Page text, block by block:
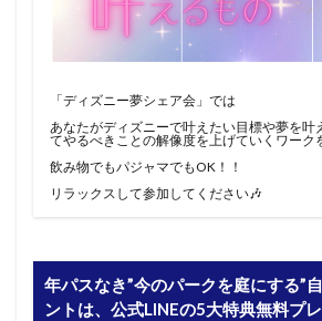
「ディズニー夢シェア会」では
あなたがディズニーで叶えたい目標や夢を叶
てやるべきことの解像度を上げていくワーク
飲み物でもパジャマでもOK！！
リラックスして参加してください🎶
年パスなき”今のパークを庭にする”
ントは、公式LINEの5大特典無料プ